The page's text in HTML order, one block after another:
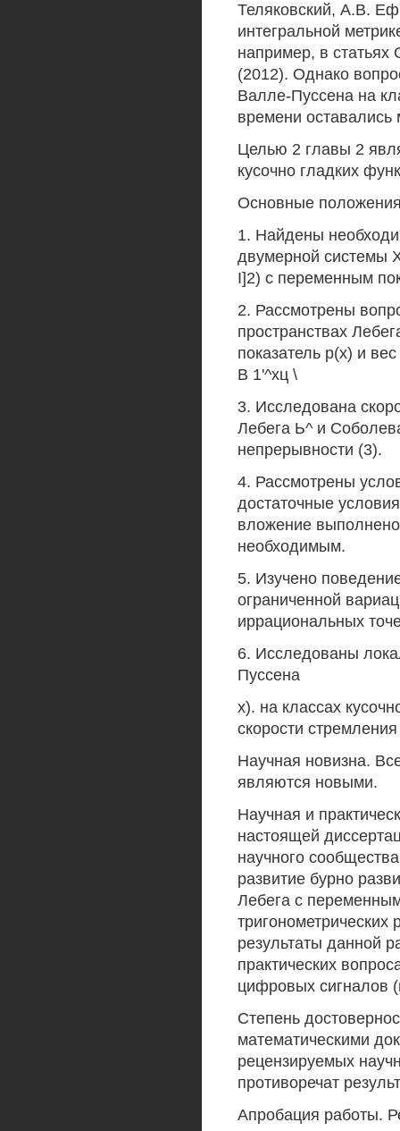
Теляковский, A.B.
интегральной
например, в
(2012). Однако
Валле-Пуссена на
времени
Целью 2 главы 2
кусочно гладких
Основные
1. Найдены
двумерной системы
I]2) с переменным
2. Рассмотрены
пространствах
показатель р(х) и
В 1'^хц \
3. Исследована
Лебега Ь^ и
непрерывности (3).
4. Рассмотрены
достаточные
вложение
необходимым.
5. Изучено
ограниченной
иррациональных
6. Исследованы
Пуссена
х). на классах
скорости
Научная новизна.
являются новыми.
Научная и
настоящей
научного
развитие бурно
Лебега с
тригонометрических
результаты данной
практических
цифровых сигналов
Степень
математическими
рецензируемых
противоречат
Апробация работы.